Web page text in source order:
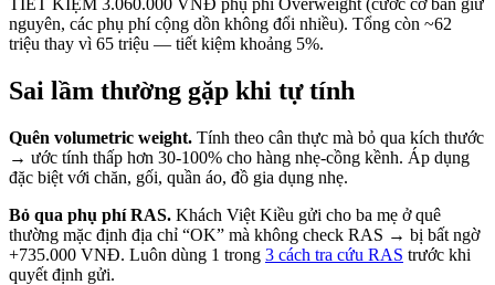
TIẾT KIỆM 3.060.000 VNĐ phụ phí Overweight (cước cơ bản giữ
nguyên, các phụ phí cộng dồn không đổi nhiều). Tổng còn ~62
triệu thay vì 65 triệu — tiết kiệm khoảng 5%.
Sai lầm thường gặp khi tự tính
Quên volumetric weight. Tính theo cân thực mà bỏ qua kích thước
→ ước tính thấp hơn 30-100% cho hàng nhẹ-cồng kềnh. Áp dụng
đặc biệt với chăn, gối, quần áo, đồ gia dụng nhẹ.
Bỏ qua phụ phí RAS. Khách Việt Kiều gửi cho ba mẹ ở quê
thường mặc định địa chỉ “OK” mà không check RAS → bị bất ngờ
+735.000 VNĐ. Luôn dùng 1 trong 3 cách tra cứu RAS trước khi
quyết định gửi.